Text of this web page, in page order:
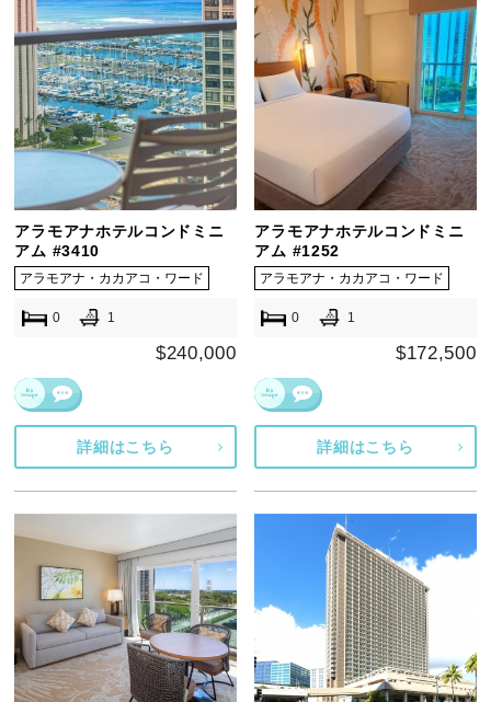
アラモアナホテルコンドミニ
アム #3410
アラモアナ・カカアコ・ワード
0 1
$240,000
詳細はこちら
アラモアナホテルコンドミニ
アム #1252
アラモアナ・カカアコ・ワード
0 1
$172,500
詳細はこちら